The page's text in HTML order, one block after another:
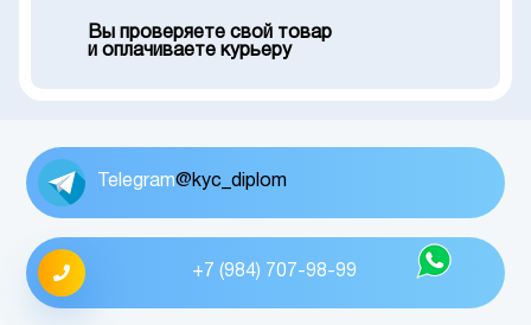
Вы проверяете свой товар
и оплачиваете курьеру
Telegram@kyc_diplom
+7 (984) 707-98-99